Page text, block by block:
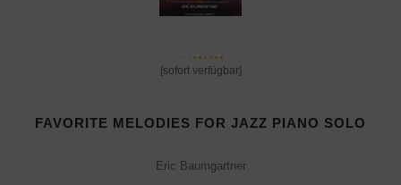
[sofort verfügbar]
FAVORITE MELODIES FOR JAZZ PIANO SOLO
Eric Baumgartner